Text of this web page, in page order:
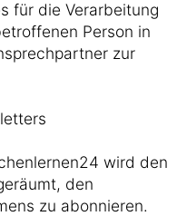
für die Verarbeitung
Person in
zur
wird den
den
zu abonnieren.